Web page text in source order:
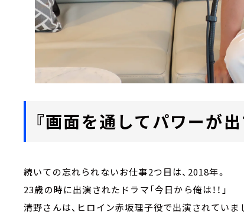
『画面を通してパワーが
続いての忘れられないお仕事2つ目は、2018年。
23歳の時に出演されたドラマ「今日から俺は！！」
清野さんは、ヒロイン赤坂理子役で出演されていま